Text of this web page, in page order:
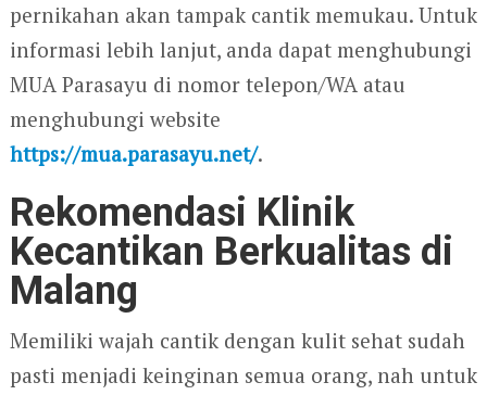
pernikahan akan tampak cantik memukau. Untuk
informasi lebih lanjut, anda dapat menghubungi
MUA Parasayu di nomor telepon/WA atau
menghubungi website
https://mua.parasayu.net/.
Rekomendasi Klinik
Kecantikan Berkualitas di
Malang
Memiliki wajah cantik dengan kulit sehat sudah
pasti menjadi keinginan semua orang, nah untuk